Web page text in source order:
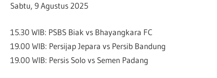
Sabtu, 9 Agustus 2025
15.30 WIB: PSBS Biak vs Bhayangkara FC
19.00 WIB: Persijap Jepara vs Persib Bandung
19.00 WIB: Persis Solo vs Semen Padang